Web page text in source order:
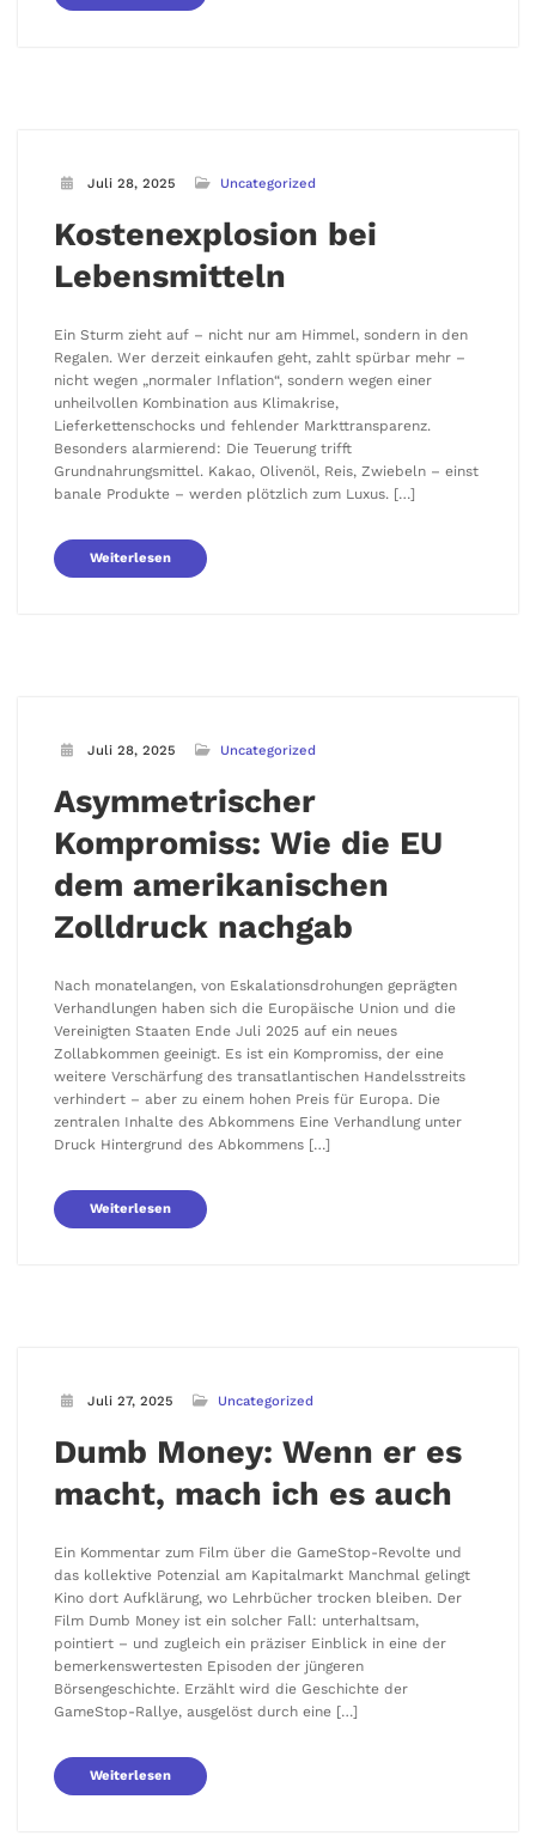
Juli 28, 2025 Uncategorized
Kostenexplosion bei
Lebensmitteln
Ein Sturm zieht auf – nicht nur am Himmel, sondern in den
Regalen. Wer derzeit einkaufen geht, zahlt spürbar mehr –
nicht wegen „normaler Inflation“, sondern wegen einer
unheilvollen Kombination aus Klimakrise,
Lieferkettenschocks und fehlender Markttransparenz.
Besonders alarmierend: Die Teuerung trifft
Grundnahrungsmittel. Kakao, Olivenöl, Reis, Zwiebeln – einst
banale Produkte – werden plötzlich zum Luxus. […]
Weiterlesen
Juli 28, 2025 Uncategorized
Asymmetrischer
Kompromiss: Wie die EU
dem amerikanischen
Zolldruck nachgab
Nach monatelangen, von Eskalationsdrohungen geprägten
Verhandlungen haben sich die Europäische Union und die
Vereinigten Staaten Ende Juli 2025 auf ein neues
Zollabkommen geeinigt. Es ist ein Kompromiss, der eine
weitere Verschärfung des transatlantischen Handelsstreits
verhindert – aber zu einem hohen Preis für Europa. Die
zentralen Inhalte des Abkommens Eine Verhandlung unter
Druck Hintergrund des Abkommens […]
Weiterlesen
Juli 27, 2025 Uncategorized
Dumb Money: Wenn er es
macht, mach ich es auch
Ein Kommentar zum Film über die GameStop-Revolte und
das kollektive Potenzial am Kapitalmarkt Manchmal gelingt
Kino dort Aufklärung, wo Lehrbücher trocken bleiben. Der
Film Dumb Money ist ein solcher Fall: unterhaltsam,
pointiert – und zugleich ein präziser Einblick in eine der
bemerkenswertesten Episoden der jüngeren
Börsengeschichte. Erzählt wird die Geschichte der
GameStop-Rallye, ausgelöst durch eine […]
Weiterlesen